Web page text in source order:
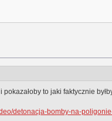
to jaki faktycznie
detonacja-bomby-na-